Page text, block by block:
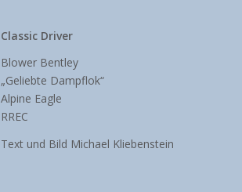
Classic Driver
Blower Bentley
„Geliebte Dampflok“
Alpine Eagle
RREC
Text und Bild Michael Kliebenstein